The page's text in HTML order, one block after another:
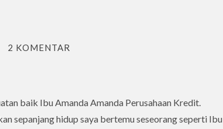
2 KOMENTAR
baik Ibu Amanda Amanda Perusahaan Kredit.
sepanjang hidup saya bertemu seseorang seperti Ibu